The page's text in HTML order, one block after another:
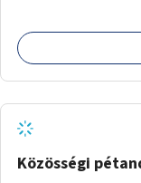
Közösségi